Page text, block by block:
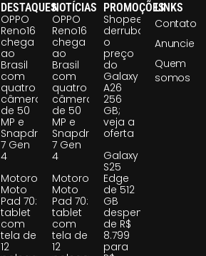
DESTAQUES
OPPO
Reno16
chega
ao
Brasil
com
quatro
câmeras
de 50
MP e
Snapdragon
7 Gen
4
Motorola
Moto
Pad 70:
tablet
com
tela de
12
NOTÍCIAS
OPPO
Reno16
chega
ao
Brasil
com
quatro
câmeras
de 50
MP e
Snapdragon
7 Gen
4
Motorola
Moto
Pad 70:
tablet
com
tela de
12
PROMOÇÕES
Shopee
derruba
o
preço
do
Galaxy
A26
256
GB;
veja a
oferta
Galaxy
S25
Edge
de 512
GB
despenca
de R$
8.799
para
LINKS
Contato
Anuncie
Quem
somos